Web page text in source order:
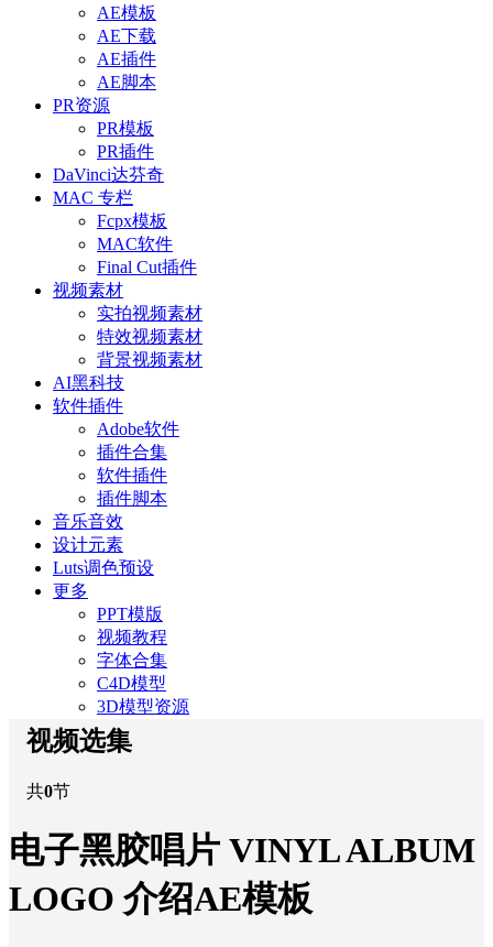
AE模板
AE下载
AE插件
AE脚本
PR资源
PR模板
PR插件
DaVinci达芬奇
MAC 专栏
Fcpx模板
MAC软件
Final Cut插件
视频素材
实拍视频素材
特效视频素材
背景视频素材
AI黑科技
软件插件
Adobe软件
插件合集
软件插件
插件脚本
音乐音效
设计元素
Luts调色预设
更多
PPT模版
视频教程
字体合集
C4D模型
3D模型资源
视频选集
共0节
电子黑胶唱片 VINYL ALBUM
LOGO 介绍AE模板